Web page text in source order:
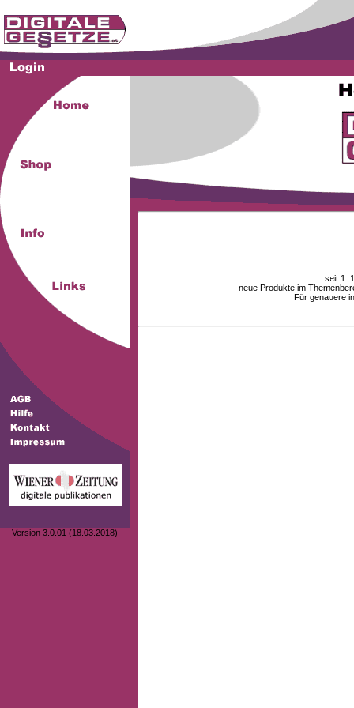
Version 3.0.01 (18.03.2018)
seit 1.
neue Produkte im
Für genauere